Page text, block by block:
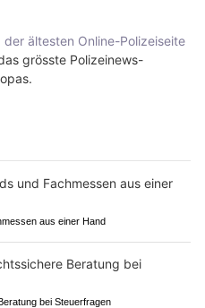
der ältesten Online-Polizeiseite
grösste Polizeinews-
aus einer Hand
bei Steuerfragen